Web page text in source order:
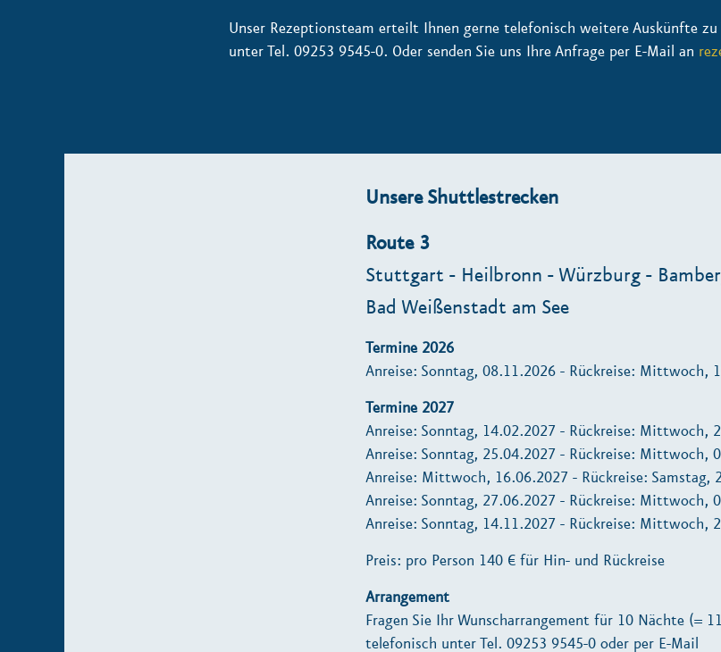
Unser Rezeptionsteam erteilt Ihnen gerne telefonisch weitere Auskünfte
unter Tel. 09253 9545-0. Oder senden Sie uns Ihre Anfrage per E-Mail an
Unsere Shuttlestrecken
Route 3
Stuttgart - Heilbronn - Würzburg -
Bad Weißenstadt am See
Termine 2026
Anreise: Sonntag, 08.11.2026 - Rückreise: Mittwoch,
Termine 2027
Anreise: Sonntag, 14.02.2027 - Rückreise: Mittwoch,
Anreise: Sonntag, 25.04.2027 - Rückreise: Mittwoch,
Anreise: Mittwoch, 16.06.2027 - Rückreise: Samstag,
Anreise: Sonntag, 27.06.2027 - Rückreise: Mittwoch,
Anreise: Sonntag, 14.11.2027 - Rückreise: Mittwoch,
Preis: pro Person 140 € für Hin- und Rückreise
Arrangement
Fragen Sie Ihr Wunscharrangement für 10 Nächte (=
telefonisch unter Tel. 09253 9545-0 oder per E-Mail